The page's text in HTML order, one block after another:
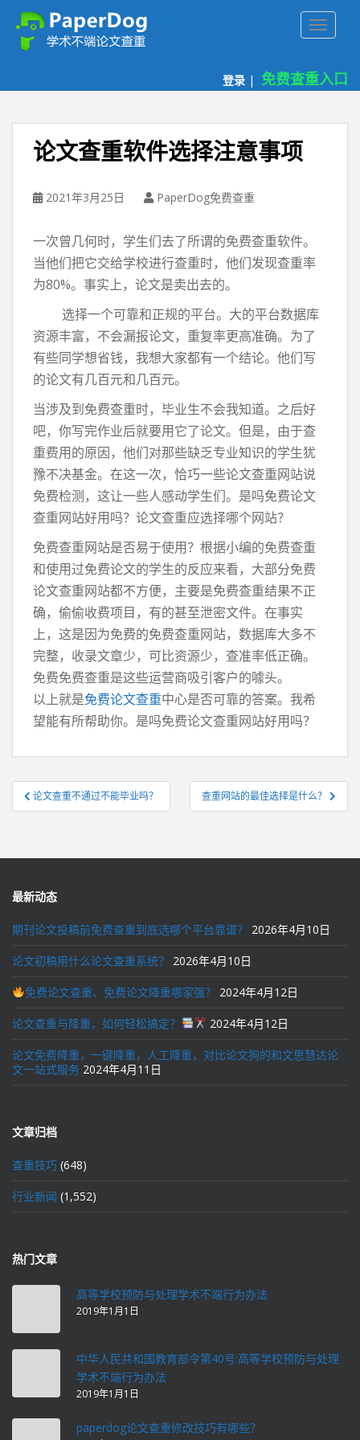
登录 | 免费查重入口
论文查重软件选择注意事项
2021年3月25日 PaperDog免费查重
一次曾几何时，学生们去了所谓的免费查重软件。
当他们把它交给学校进行查重时，他们发现查重率
为80%。事实上，论文是卖出去的。
选择一个可靠和正规的平台。大的平台数据库
资源丰富，不会漏报论文，重复率更高准确。为了
有些同学想省钱，我想大家都有一个结论。他们写
的论文有几百元和几百元。
当涉及到免费查重时，毕业生不会我知道。之后好
吧，你写完作业后就要用它了论文。但是，由于查
重费用的原因，他们对那些缺乏专业知识的学生犹
豫不决基金。在这一次，恰巧一些论文查重网站说
免费检测，这让一些人感动学生们。是吗免费论文
查重网站好用吗？论文查重应选择哪个网站？
免费查重网站是否易于使用？根据小编的免费查重
和使用过免费论文的学生的反应来看，大部分免费
论文查重网站都不方便，主要是免费查重结果不正
确，偷偷收费项目，有的甚至泄密文件。在事实
上，这是因为免费的免费查重网站，数据库大多不
完整，收录文章少，可比资源少，查准率低正确。
免费免费查重是这些运营商吸引客户的噱头。
以上就是免费论文查重中心是否可靠的答案。我希
望能有所帮助你。是吗免费论文查重网站好用吗？
文
章
航
论文查重不通过不能毕业吗？ 查重网站的最佳选择是什么？
最新动态
期刊论文投稿前免费查重到底选哪个平台靠谱？ 2026年4月10日
论文初稿用什么论文查重系统？ 2026年4月10日
免费论文查重、免费论文降重哪家强？ 2024年4月12日
论文查重与降重，如何轻松搞定？ 2024年4月12日
论文免费降重，一键降重，人工降重，对比论文狗的和文思慧达论
文一站式服务 2024年4月11日
文章归档
查重技巧 (648)
行业新闻 (1,552)
热门文章
高等学校预防与处理学术不端行为办法
2019年1月1日
中华人民共和国教育部令第40号:高等学校预防与处理
学术不端行为办法
2019年1月1日
paperdog论文查重修改技巧有哪些？